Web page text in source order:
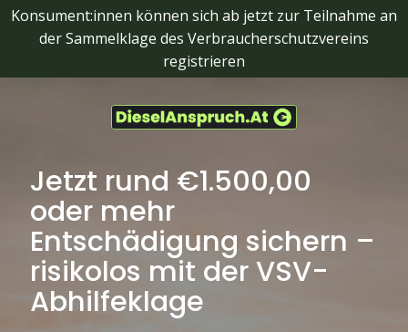
SkipKonsument:innen können sich ab jetzt zur Teilnahme an
der Sammelklage des Verbraucherschutzvereins
registrieren
Jetzt rund €1.500,00
oder mehr
Entschädigung sichern –
risikolos mit der VSV-
Abhilfeklage